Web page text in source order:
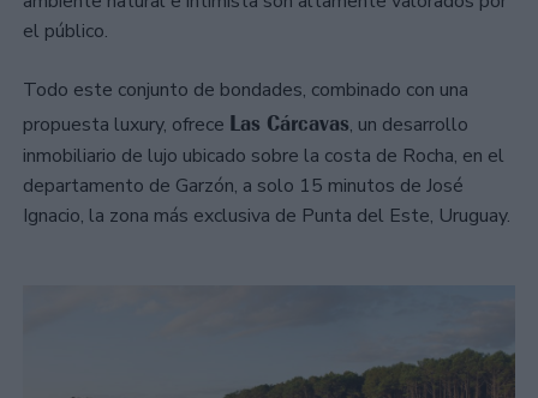
el público.
Todo este conjunto de bondades, combinado con una
propuesta luxury, ofrece Las Cárcavas, un desarrollo
inmobiliario de lujo ubicado sobre la costa de Rocha, en el
departamento de Garzón, a solo 15 minutos de José
Ignacio, la zona más exclusiva de Punta del Este, Uruguay.